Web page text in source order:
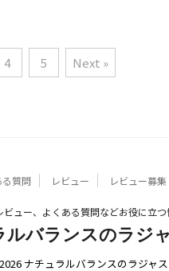
4 5 Next »
質問 レビュー レビュー募集
ュー、よくある質問などお役に立つ
ルバランスのラジ
ナチュラルバランスのラジャ